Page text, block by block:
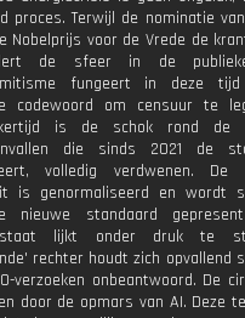
proces. Terwijl de nominatie
Nobelprijs voor de Vrede de
de sfeer in de
fungeert in deze
codewoord om censuur te
is de schok rond de
die sinds 2021 de
volledig verdwenen. De
is genormaliseerd en wordt
nieuwe standaard
lijkt onder druk te
rechter houdt zich opvallend
verzoeken onbeantwoord. De
door de opmars van AI. Deze